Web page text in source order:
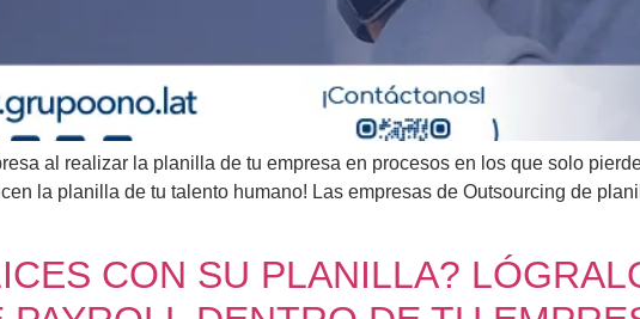
al realizar la planilla de tu empresa en procesos en los que solo
la planilla de tu talento humano! Las empresas de Outsourcing de
CON SU PLANILLA?